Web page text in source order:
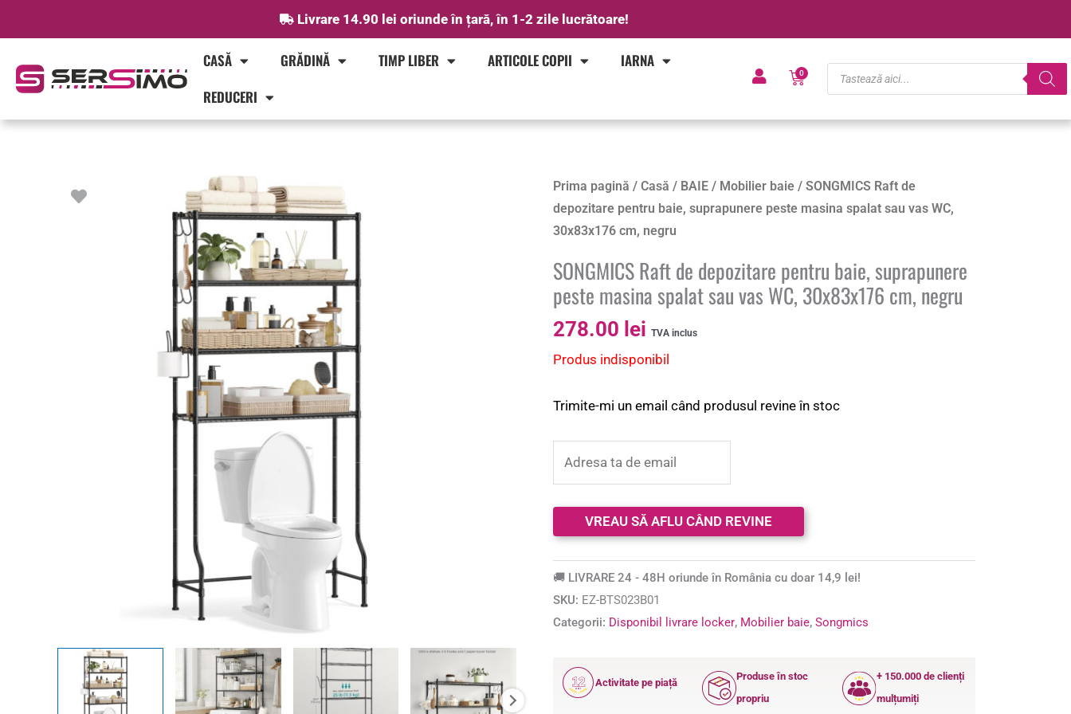
Livrare 14.90 lei oriunde în țară, în 1-2 zile lucrătoare!
CASĂ GRĂDINĂ TIMP LIBER ARTICOLE COPII
IARNA
REDUCERI
0
Cart
Products
search
Prima pagină /Casă / BAIE / Mobilier baie / SONGMICS Raft de
depozitare pentru baie, suprapunere peste masina spalat sau vas WC,
30x83x176 cm, negru
SONGMICS Raft de depozitare pentru baie, suprapunere
peste masina spalat sau vas WC, 30x83x176 cm, negru
278.00 lei TVA inclus
Produs indisponibil
Trimite-mi un email când produsul revine în stoc
🚚 LIVRARE 24 - 48H oriunde în România cu doar 14,9 lei!
SKU: EZ-BTS023B01
Categorii: Disponibil livrare locker, Mobilier baie,Songmics
12
ANI
Activitate pe piață
Produse în stoc
propriu
+ 150.000 de clienți
mulțumiți